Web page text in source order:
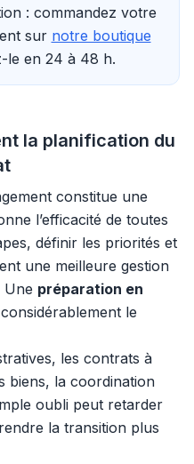
: commandez votre
sur notre boutique
le en 24 à 48 h.
la planification du
constitue une
l’efficacité de toutes
définir les priorités et
une meilleure gestion
Une préparation en
le
les contrats à
biens, la coordination
oubli peut retarder
la transition plus